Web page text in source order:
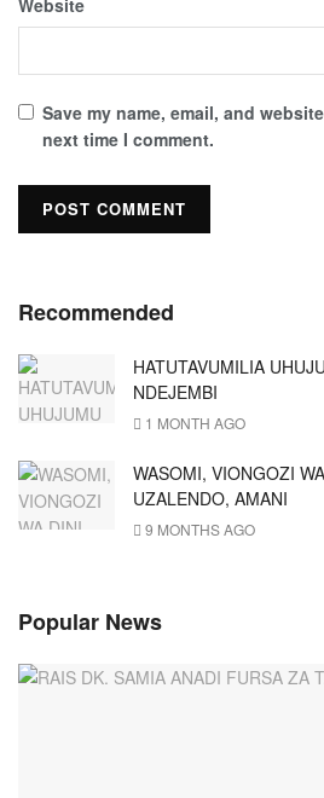
Save my name, email, and
next time I comment.
Recommended
HATUTAVUMILIA
NDEJEMBI
1 MONTH AGO
WASOMI, VIONGOZI
UZALENDO, AMANI
9 MONTHS AGO
Popular News